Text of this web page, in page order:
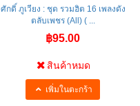
ศักดิ์ ภูเวียง : ชุด รวมฮิต 16 เพลงดัง
ตลับเพชร (All) ( ...
฿95.00
สินค้าหมด
เพิ่มในตะกร้า